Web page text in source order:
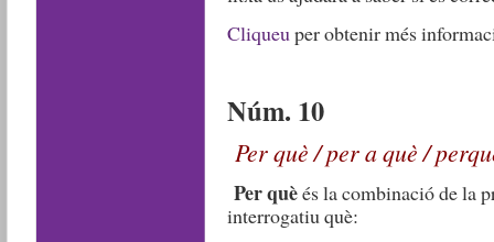
Cliqueuper obtenir més
Núm. 10
Per què / per a què /
Per quèés la combinació de la
interrogatiu què: